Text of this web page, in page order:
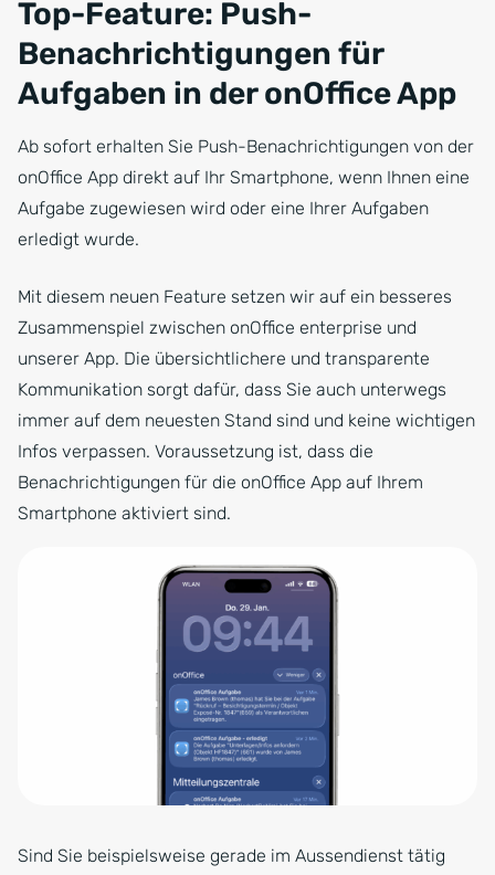
Top-Feature: Push-
Benachrichtigungen für
Aufgaben in der onOffice App
Ab sofort erhalten Sie Push-Benachrichtigungen von der
onOffice App direkt auf Ihr Smartphone, wenn Ihnen eine
Aufgabe zugewiesen wird oder eine Ihrer Aufgaben
erledigt wurde.
Mit diesem neuen Feature setzen wir auf ein besseres
Zusammenspiel zwischen onOffice enterprise und
unserer App. Die übersichtlichere und transparente
Kommunikation sorgt dafür, dass Sie auch unterwegs
immer auf dem neuesten Stand sind und keine wichtigen
Infos verpassen. Voraussetzung ist, dass die
Benachrichtigungen für die onOffice App auf Ihrem
Smartphone aktiviert sind.
Sind Sie beispielsweise gerade im Aussendienst tätig